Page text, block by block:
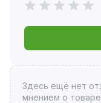
Здесь ещё нет
мнением о